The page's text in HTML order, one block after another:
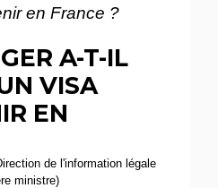
en France ?
A-T-IL
VISA
EN
de l'information légale
ministre)